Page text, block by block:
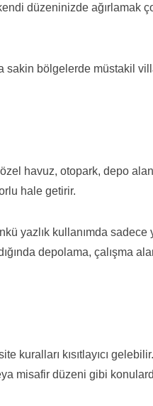
düzeninizde ağırlamak
sakin bölgelerde müstakil
havuz, otopark, depo
hale getirir.
yazlık kullanımda sadece
depolama, çalışma
kuralları kısıtlayıcı
misafir düzeni gibi